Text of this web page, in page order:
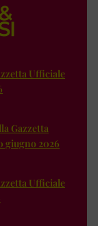
Ufficiale
Gazzetta
giugno 2026
Ufficiale